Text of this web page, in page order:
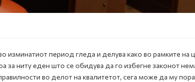
период гледа и делува како во рамките на
за ниту еден што се обидува да го избегне законот
во делот на квалитетот, сега може да му